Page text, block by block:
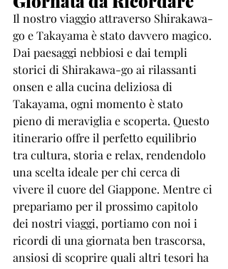
Il nostro viaggio attraverso Shirakawa-
go e Takayama è stato davvero magico.
Dai paesaggi nebbiosi e dai templi
storici di Shirakawa-go ai rilassanti
onsen e alla cucina deliziosa di
Takayama, ogni momento è stato
pieno di meraviglia e scoperta. Questo
itinerario offre il perfetto equilibrio
tra cultura, storia e relax, rendendolo
una scelta ideale per chi cerca di
vivere il cuore del Giappone. Mentre ci
prepariamo per il prossimo capitolo
dei nostri viaggi, portiamo con noi i
ricordi di una giornata ben trascorsa,
ansiosi di scoprire quali altri tesori ha